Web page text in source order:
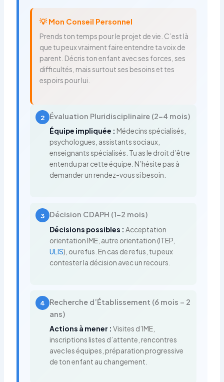
💡 Mon Conseil Personnel
Prends ton temps pour le projet de vie. C’est là
que tu peux vraiment faire entendre ta voix de
parent. Décris ton enfant avec ses forces, ses
difficultés, mais surtout ses besoins et tes
espoirs pour lui.
2 Évaluation Pluridisciplinaire (2-4 mois)
Équipe impliquée : Médecins spécialisés,
psychologues, assistants sociaux,
enseignants spécialisés. Tu as le droit d’être
entendu par cette équipe. N’hésite pas à
demander un rendez-vous si besoin.
3 Décision CDAPH (1-2 mois)
Décisions possibles : Acceptation
orientation IME, autre orientation (ITEP,
ULIS), ou refus. En cas de refus, tu peux
contester la décision avec un recours.
4
Recherche d’Établissement (6 mois – 2
ans)
Actions à mener : Visites d’IME,
inscriptions listes d’attente, rencontres
avec les équipes, préparation progressive
de ton enfant au changement.